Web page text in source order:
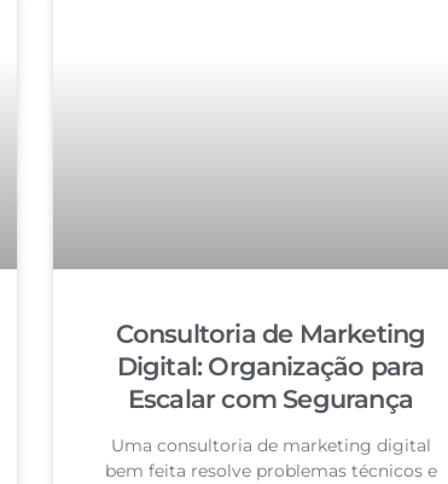
Consultoria de Marketing
Digital: Organização para
Escalar com Segurança
Uma consultoria de marketing digital
bem feita resolve problemas técnicos e